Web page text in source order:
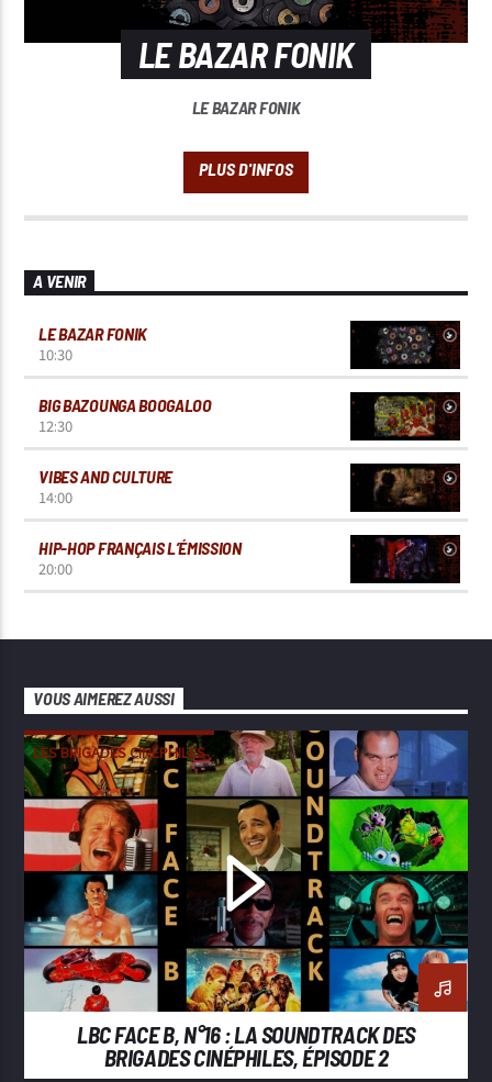
LE BAZAR FONIK
LE BAZAR FONIK
A VENIR
LE BAZAR FONIK
10:30
BIG BAZOUNGA BOOGALOO
12:30
VIBES AND CULTURE
14:00
HIP-HOP FRANÇAIS L’ÉMISSION
20:00
VOUS AIMEREZ AUSSI
LES BRIGADES CINÉPHILES
LBC FACE B, N°16 : LA SOUNDTRACK DES
BRIGADES CINÉPHILES, ÉPISODE 2